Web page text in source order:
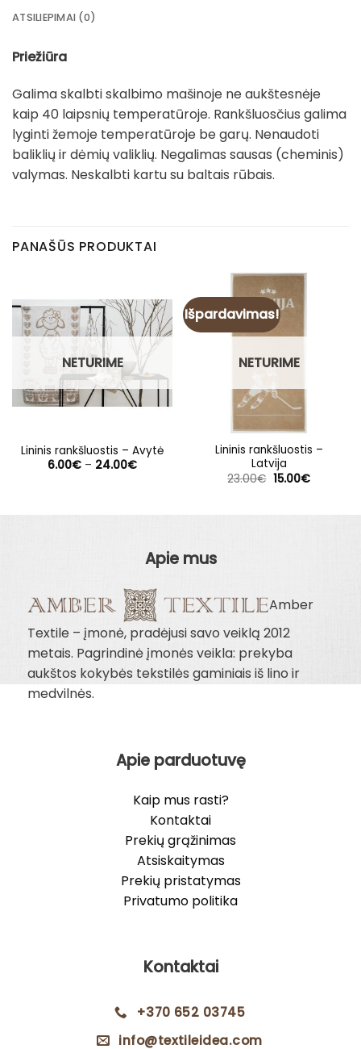
ATSILIEPIMAI (0)
Priežiūra
Galima skalbti skalbimo mašinoje ne aukštesnėje
kaip 40 laipsnių temperatūroje. Rankšluosčius galima
lyginti žemoje temperatūroje be garų. Nenaudoti
baliklių ir dėmių valiklių. Negalimas sausas (cheminis)
valymas. Neskalbti kartu su baltais rūbais.
PANAŠŪS PRODUKTAI
NETURIME
Lininis rankšluostis – Avytė
6.00€ – 24.00€Price
Išpardavimas!
NETURIME
Lininis rankšluostis –
Latvija
23.00€ Original
15.00€Current
Apie mus
Amber
Textile – įmonė, pradėjusi savo veiklą 2012
metais. Pagrindinė įmonės veikla: prekyba
aukštos kokybės tekstilės gaminiais iš lino ir
medvilnės.
Apie parduotuvę
Kaip mus rasti?
Kontaktai
Prekių grąžinimas
Atsiskaitymas
Prekių pristatymas
Privatumo politika
Kontaktai
+370 652 03745
info@textileidea.com